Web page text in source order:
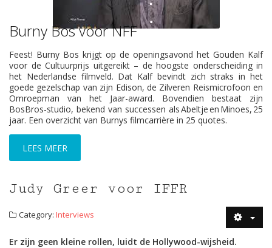
BURNY BOS
Burny Bos voor NFF
Feest! Burny Bos krijgt op de openingsavond het Gouden Kalf
voor de Cultuurprijs uitgereikt – de hoogste onderscheiding in
het Nederlandse filmveld. Dat Kalf bevindt zich straks in het
goede gezelschap van zijn Edison, de Zilveren Reismicrofoon en
Omroepman van het Jaar-award. Bovendien bestaat zijn
BosBros-studio, bekend van successen als Abeltje en Minoes, 25
jaar. Een overzicht van Burnys filmcarrière in 25 quotes.
LEES MEER
Judy Greer voor IFFR
Category: Interviews
Er zijn geen kleine rollen, luidt de Hollywood-wijsheid.